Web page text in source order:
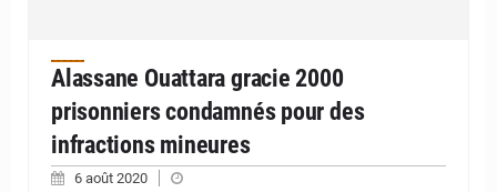
Alassane Ouattara gracie 2000
prisonniers condamnés pour des
infractions mineures
6 août 2020